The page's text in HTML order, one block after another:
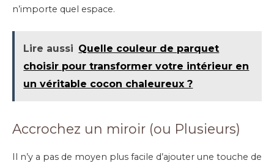
n’importe quel espace.
Lire aussi Quelle couleur de parquet
choisir pour transformer votre intérieur en
un véritable cocon chaleureux ?
Accrochez un miroir (ou Plusieurs)
Il n’y a pas de moyen plus facile d’ajouter une touche de